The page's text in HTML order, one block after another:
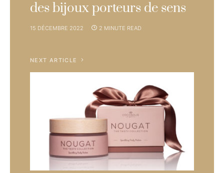
des bijoux porteurs de sens
15 DÉCEMBRE 2022 2 MINUTE READ
NEXT ARTICLE